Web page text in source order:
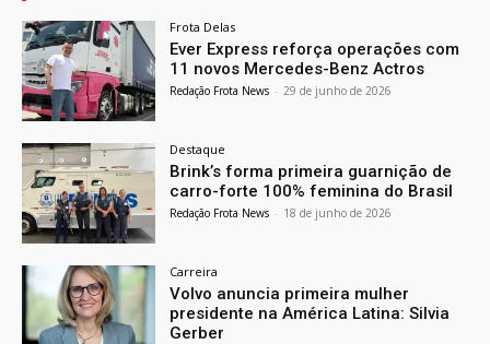
Frota Delas
Ever Express reforça operações com
11 novos Mercedes-Benz Actros
Redação Frota News - 29 de junho de 2026
Destaque
Brink’s forma primeira guarnição de
carro-forte 100% feminina do Brasil
Redação Frota News - 18 de junho de 2026
Carreira
Volvo anuncia primeira mulher
presidente na América Latina: Silvia
Gerber